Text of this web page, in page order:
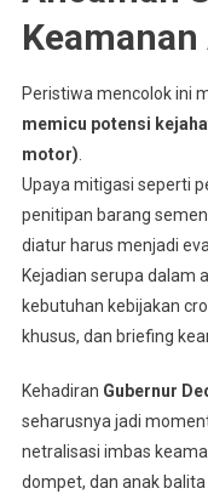
Peristiwa mencolok ini
memicu potensi
motor).
Upaya mitigasi seperti
penitipan barang
diatur harus menjadi
Kejadian serupa dalam
kebutuhan kebijakan
khusus, dan briefing
Kehadiran Gubernur
seharusnya jadi
netralisasi imbas
dompet, dan anak